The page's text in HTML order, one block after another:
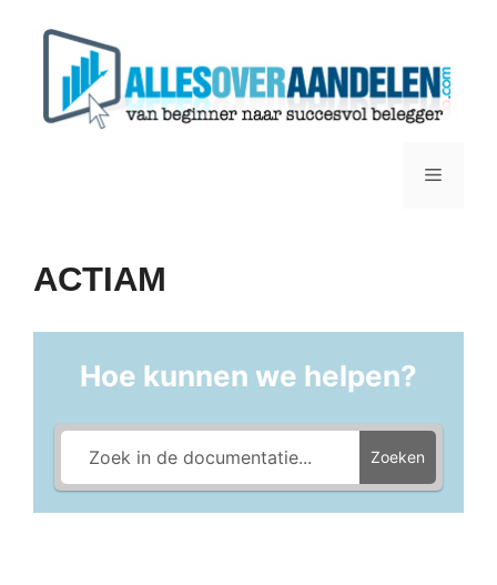
Menu
ACTIAM
Hoe kunnen we helpen?
Zoeken